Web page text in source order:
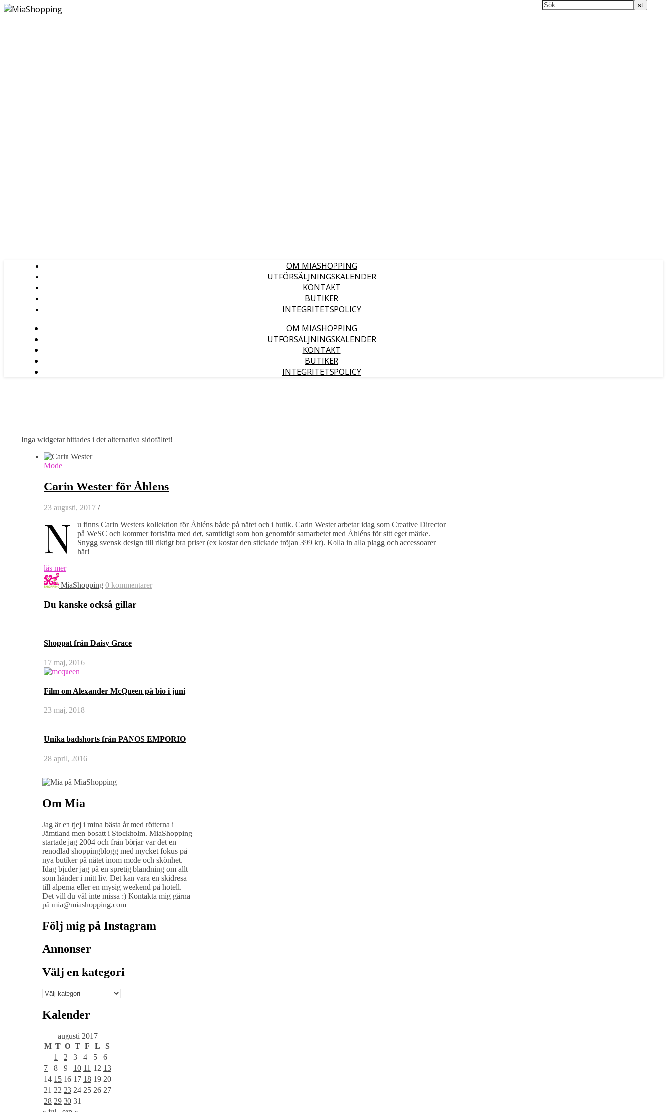
OM MIASHOPPING
UTFÖRSÄLJNINGSKALENDER
KONTAKT
BUTIKER
INTEGRITETSPOLICY
OM MIASHOPPING
UTFÖRSÄLJNINGSKALENDER
KONTAKT
BUTIKER
INTEGRITETSPOLICY
Inga widgetar hittades i det alternativa sidofältet!
Mode
Carin Wester för Åhlens
23 augusti, 2017 /
N
u finns Carin Westers kollektion för Åhléns både på nätet och i butik. Carin Wester arbetar idag som Creative Director
på WeSC och kommer fortsätta med det, samtidigt som hon genomför samarbetet med Åhléns för sitt eget märke.
Snygg svensk design till riktigt bra priser (ex kostar den stickade tröjan 399 kr). Kolla in alla plagg och accessoarer
här!
läs mer
MiaShopping 0 kommentarer
Du kanske också gillar
Shoppat från Daisy Grace
17 maj, 2016
Film om Alexander McQueen på bio i juni
23 maj, 2018
Unika badshorts från PANOS EMPORIO
28 april, 2016
Om Mia
Jag är en tjej i mina bästa år med rötterna i
Jämtland men bosatt i Stockholm. MiaShopping
startade jag 2004 och från börjar var det en
renodlad shoppingblogg med mycket fokus på
nya butiker på nätet inom mode och skönhet.
Idag bjuder jag på en spretig blandning om allt
som händer i mitt liv. Det kan vara en skidresa
till alperna eller en mysig weekend på hotell.
Det vill du väl inte missa :) Kontakta mig gärna
på mia@miashopping.com
Följ mig på Instagram
Annonser
Välj en kategori
Välj
kategori
Kalender
augusti 2017
M T O T F L
S
1
2 3 4 5
6
7
8 9 10 11 12 13
14 15 16 17 18 19 20
21 22 23 24 25 26 27
28 29 30 31